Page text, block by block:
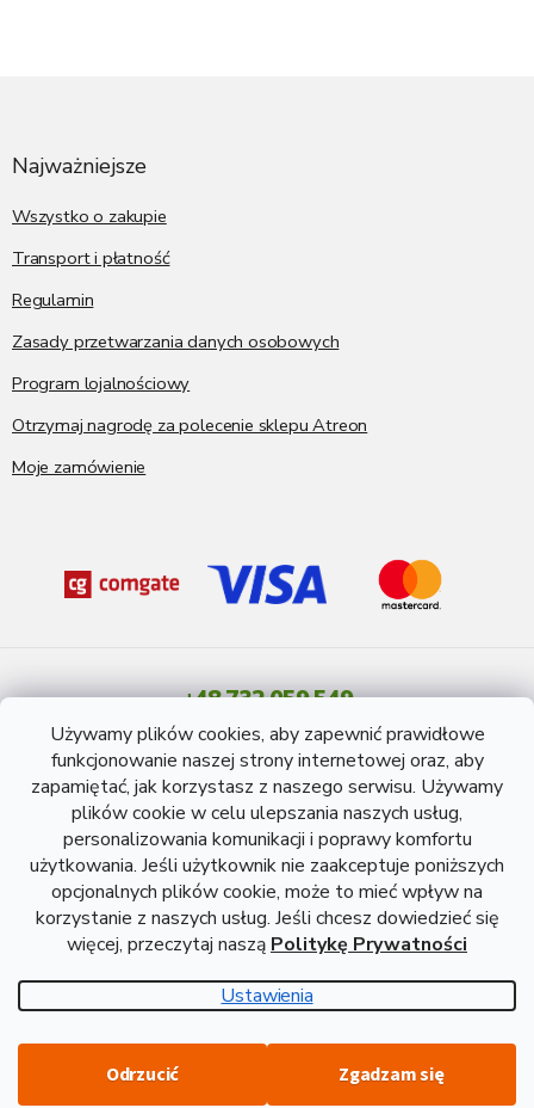
Używamy plików cookies, aby zapewnić prawidłowe
funkcjonowanie naszej strony internetowej oraz, aby
zapamiętać, jak korzystasz z naszego serwisu. Używamy
plików cookie w celu ulepszania naszych usług,
personalizowania komunikacji i poprawy komfortu
użytkowania. Jeśli użytkownik nie zaakceptuje poniższych
opcjonalnych plików cookie, może to mieć wpływ na
korzystanie z naszych usług. Jeśli chcesz dowiedzieć się
więcej, przeczytaj naszą Politykę Prywatności
Ustawienia
Odrzucić Zgadzam się
Najważniejsze
Wszystko o zakupie
Transport i płatność
Regulamin
Zasady przetwarzania danych osobowych
Program lojalnościowy
Otrzymaj nagrodę za polecenie sklepu Atreon
Moje zamówienie
+48 732 059 549
Pon - Pt: 8 - 15 godź.
info@atreon.pl
Opracował Shoptet